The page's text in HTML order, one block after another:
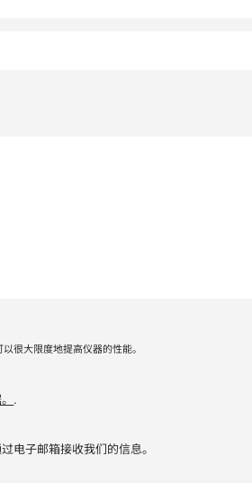
很大限度地提高仪器的性能。
.
电子邮箱接收我们的信息。